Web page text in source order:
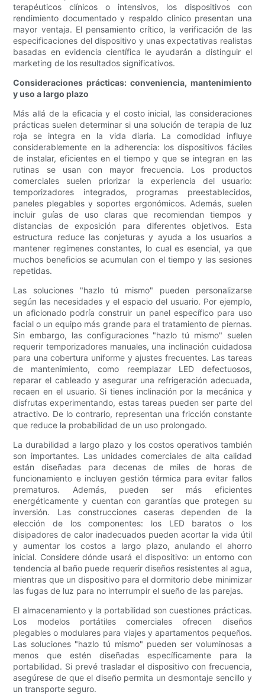
terapéuticos clínicos o intensivos, los dispositivos con
rendimiento documentado y respaldo clínico presentan una
mayor ventaja. El pensamiento crítico, la verificación de las
especificaciones del dispositivo y unas expectativas realistas
basadas en evidencia científica le ayudarán a distinguir el
marketing de los resultados significativos.
Consideraciones prácticas: conveniencia, mantenimiento
y uso a largo plazo
Más allá de la eficacia y el costo inicial, las consideraciones
prácticas suelen determinar si una solución de terapia de luz
roja se integra en la vida diaria. La comodidad influye
considerablemente en la adherencia: los dispositivos fáciles
de instalar, eficientes en el tiempo y que se integran en las
rutinas se usan con mayor frecuencia. Los productos
comerciales suelen priorizar la experiencia del usuario:
temporizadores integrados, programas preestablecidos,
paneles plegables y soportes ergonómicos. Además, suelen
incluir guías de uso claras que recomiendan tiempos y
distancias de exposición para diferentes objetivos. Esta
estructura reduce las conjeturas y ayuda a los usuarios a
mantener regímenes constantes, lo cual es esencial, ya que
muchos beneficios se acumulan con el tiempo y las sesiones
repetidas.
Las soluciones "hazlo tú mismo" pueden personalizarse
según las necesidades y el espacio del usuario. Por ejemplo,
un aficionado podría construir un panel específico para uso
facial o un equipo más grande para el tratamiento de piernas.
Sin embargo, las configuraciones "hazlo tú mismo" suelen
requerir temporizadores manuales, una inclinación cuidadosa
para una cobertura uniforme y ajustes frecuentes. Las tareas
de mantenimiento, como reemplazar LED defectuosos,
reparar el cableado y asegurar una refrigeración adecuada,
recaen en el usuario. Si tienes inclinación por la mecánica y
disfrutas experimentando, estas tareas pueden ser parte del
atractivo. De lo contrario, representan una fricción constante
que reduce la probabilidad de un uso prolongado.
La durabilidad a largo plazo y los costos operativos también
son importantes. Las unidades comerciales de alta calidad
están diseñadas para decenas de miles de horas de
funcionamiento e incluyen gestión térmica para evitar fallos
prematuros. Además, pueden ser más eficientes
energéticamente y cuentan con garantías que protegen su
inversión. Las construcciones caseras dependen de la
elección de los componentes: los LED baratos o los
disipadores de calor inadecuados pueden acortar la vida útil
y aumentar los costos a largo plazo, anulando el ahorro
inicial. Considere dónde usará el dispositivo: un entorno con
tendencia al baño puede requerir diseños resistentes al agua,
mientras que un dispositivo para el dormitorio debe minimizar
las fugas de luz para no interrumpir el sueño de las parejas.
El almacenamiento y la portabilidad son cuestiones prácticas.
Los modelos portátiles comerciales ofrecen diseños
plegables o modulares para viajes y apartamentos pequeños.
Las soluciones "hazlo tú mismo" pueden ser voluminosas a
menos que estén diseñadas específicamente para la
portabilidad. Si prevé trasladar el dispositivo con frecuencia,
asegúrese de que el diseño permita un desmontaje sencillo y
un transporte seguro.